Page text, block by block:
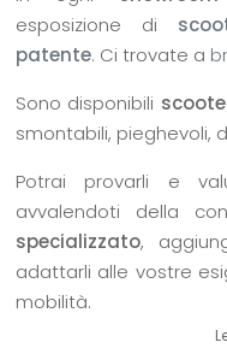
esposizione di
patente. Ci trovate a
Sono disponibili
smontabili, pieghevoli,
Potrai provarli e
avvalendoti della
specializzato,
adattarli alle vostre
mobilità.